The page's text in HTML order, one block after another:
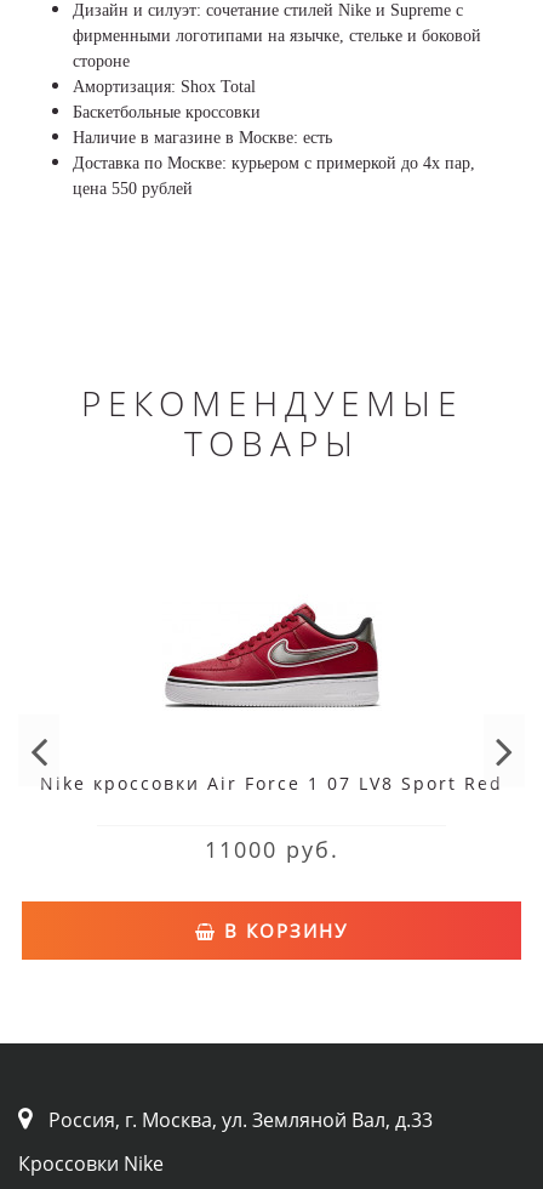
Дизайн и силуэт: сочетание стилей Nike и Supreme с
фирменными логотипами на язычке, стельке и боковой
стороне
Амортизация: Shox Total
Баскетбольные кроссовки
Наличие в магазине в Москве: есть
Доставка по Москве: курьером с примеркой до 4х пар,
цена 550 рублей
РЕКОМЕНДУЕМЫЕ
ТОВАРЫ
Nike кроссовки Air Force 1 07 LV8 Sport Red
11000 руб.
В КОРЗИНУ
Россия, г. Москва, ул. Земляной Вал, д.33
Кроссовки Nike